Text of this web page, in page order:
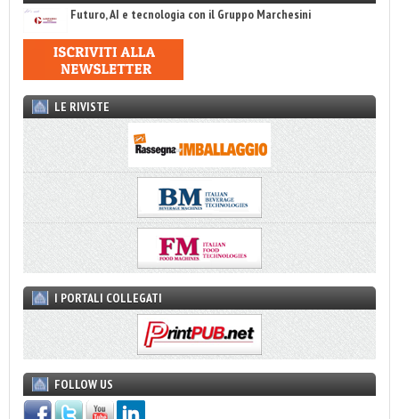
Futuro, AI e tecnologia con il Gruppo Marchesini
LE RIVISTE
I PORTALI COLLEGATI
FOLLOW US